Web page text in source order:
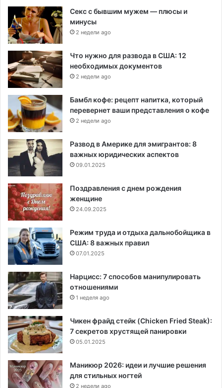
Секс с бывшим мужем — плюсы и
минусы
2 недели ago
Что нужно для развода в США: 12
необходимых документов
2 недели ago
Бамбл кофе: рецепт напитка, который
перевернет ваши представления о кофе
2 недели ago
Развод в Америке для эмигрантов: 8
важных юридических аспектов
09.01.2025
Поздравления с днем рождения
женщине
24.09.2025
Режим труда и отдыха дальнобойщика в
США: 8 важных правил
07.01.2025
Нарцисс: 7 способов манипулировать
отношениями
1 неделя ago
Чикен фрайд стейк (Chicken Fried Steak):
7 секретов хрустящей панировки
05.01.2025
Маникюр 2026: идеи и лучшие решения
для стильных ногтей
2 недели ago